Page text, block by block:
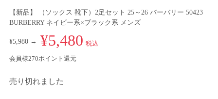
【新品】 （ソックス 靴下）2足セット 25～26 バーバリー 50423
BURBERRY ネイビー系×ブラック系 メンズ
¥5,980 → ¥5,480 税込
会員様270ポイント還元
売り切れました